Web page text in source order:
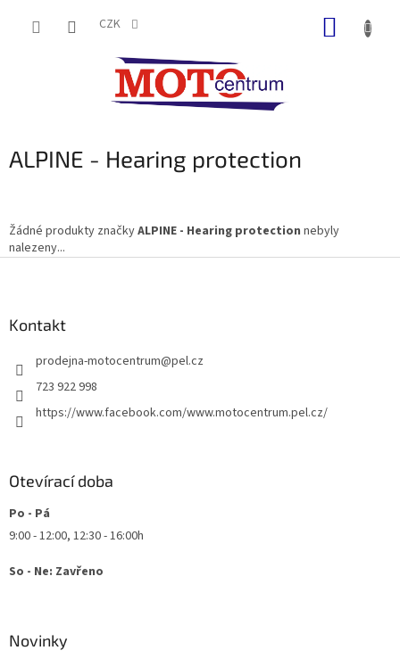
CZK
ALPINE - Hearing protection
Žádné produkty značkyALPINE - Hearing protection nebyly
nalezeny...
Kontakt
prodejna-motocentrum@pel.cz
723 922 998
https://www.facebook.com/www.motocentrum.pel.cz/
Otevírací doba
Po - Pá
9:00 - 12:00, 12:30 - 16:00h
So - Ne: Zavřeno
Novinky